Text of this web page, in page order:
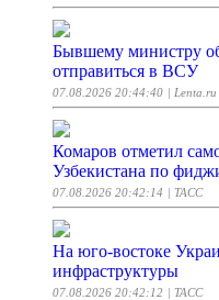
Бывшему министру
отправиться в ВСУ
07.08.2026 20:44:40 | Lenta.ru
Комаров отметил
Узбекистана по
07.08.2026 20:42:14 | ТАСС
На юго-востоке
инфраструктуры
07.08.2026 20:42:12 | ТАСС